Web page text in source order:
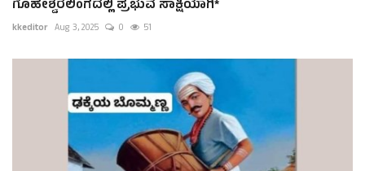
ಗೊಹೇಶ್ವರಲಿಂಗದಲ್ಲಿ ಪ್ರಭುವೆ ಸಾಕ್ಷಿಯಾಗಿ*
kkeditor Aug 3, 2025 0 51